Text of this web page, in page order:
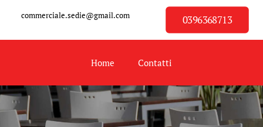
commerciale.sedie@gmail.com 0396368713
Home Contatti